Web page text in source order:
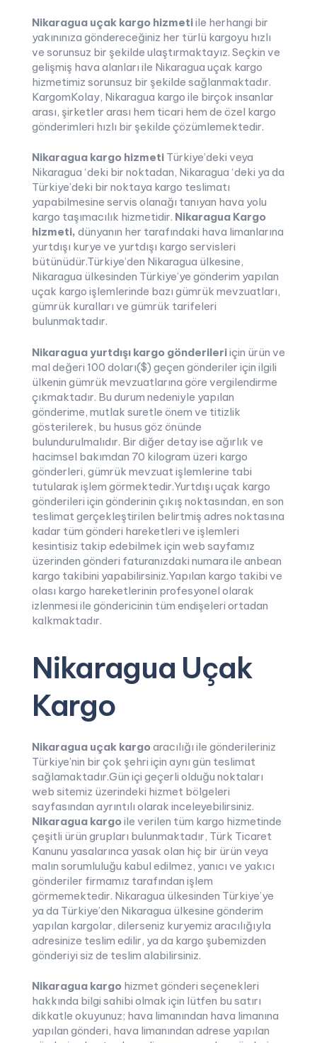
Nikaragua uçak kargo hizmetiile herhangi bir
yakınınıza göndereceğiniz her türlü kargoyu hızlı
ve sorunsuz bir şekilde ulaştırmaktayız. Seçkin ve
gelişmiş hava alanları ile Nikaragua uçak kargo
hizmetimiz sorunsuz bir şekilde sağlanmaktadır.
KargomKolay, Nikaragua kargo ile birçok insanlar
arası, şirketler arası hem ticari hem de özel kargo
gönderimleri hızlı bir şekilde çözümlemektedir.
Nikaragua kargo hizmeti Türkiye’deki veya
Nikaragua ‘deki bir noktadan, Nikaragua ‘deki ya da
Türkiye’deki bir noktaya kargo teslimatı
yapabilmesine servis olanağı tanıyan hava yolu
kargo taşımacılık hizmetidir. Nikaragua Kargo
hizmeti, dünyanın her tarafındaki hava limanlarına
yurtdışı kurye ve yurtdışı kargo servisleri
bütünüdür.Türkiye’den Nikaragua ülkesine,
Nikaragua ülkesinden Türkiye’ye gönderim yapılan
uçak kargo işlemlerinde bazı gümrük mevzuatları,
gümrük kuralları ve gümrük tarifeleri
bulunmaktadır.
Nikaragua yurtdışı kargo gönderileriiçin ürün ve
mal değeri 100 doları($) geçen gönderiler için ilgili
ülkenin gümrük mevzuatlarına göre vergilendirme
çıkmaktadır. Bu durum nedeniyle yapılan
gönderime, mutlak suretle önem ve titizlik
gösterilerek, bu husus göz önünde
bulundurulmalıdır. Bir diğer detay ise ağırlık ve
hacimsel bakımdan 70 kilogram üzeri kargo
gönderleri, gümrük mevzuat işlemlerine tabi
tutularak işlem görmektedir.Yurtdışı uçak kargo
gönderileri için gönderinin çıkış noktasından, en son
teslimat gerçekleştirilen belirtmiş adres noktasına
kadar tüm gönderi hareketleri ve işlemleri
kesintisiz takip edebilmek için web sayfamız
üzerinden gönderi faturanızdaki numara ile anbean
kargo takibini yapabilirsiniz.Yapılan kargo takibi ve
olası kargo hareketlerinin profesyonel olarak
izlenmesi ile göndericinin tüm endişeleri ortadan
kalkmaktadır.
Nikaragua Uçak
Kargo
Nikaragua uçak kargoaracılığı ile gönderileriniz
Türkiye’nin bir çok şehri için aynı gün teslimat
sağlamaktadır.Gün içi geçerli olduğu noktaları
web sitemiz üzerindeki hizmet bölgeleri
sayfasından ayrıntılı olarak inceleyebilirsiniz.
Nikaragua kargoile verilen tüm kargo hizmetinde
çeşitli ürün grupları bulunmaktadır, Türk Ticaret
Kanunu yasalarınca yasak olan hiç bir ürün veya
malın sorumluluğu kabul edilmez, yanıcı ve yakıcı
gönderiler firmamız tarafından işlem
görmemektedir. Nikaragua ülkesinden Türkiye’ye
ya da Türkiye’den Nikaragua ülkesine gönderim
yapılan kargolar, dilerseniz kuryemiz aracılığıyla
adresinize teslim edilir, ya da kargo şubemizden
gönderiyi siz de teslim alabilirsiniz.
Nikaragua kargo hizmet gönderi seçenekleri
hakkında bilgi sahibi olmak için lütfen bu satırı
dikkatle okuyunuz; hava limanından hava limanına
yapılan gönderi, hava limanından adrese yapılan